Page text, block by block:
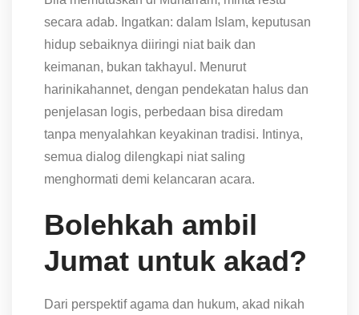
secara adab. Ingatkan: dalam Islam, keputusan
hidup sebaiknya diiringi niat baik dan
keimanan, bukan takhayul. Menurut
harinikahannet, dengan pendekatan halus dan
penjelasan logis, perbedaan bisa diredam
tanpa menyalahkan keyakinan tradisi. Intinya,
semua dialog dilengkapi niat saling
menghormati demi kelancaran acara.
Bolehkah ambil
Jumat untuk akad?
Dari perspektif agama dan hukum, akad nikah